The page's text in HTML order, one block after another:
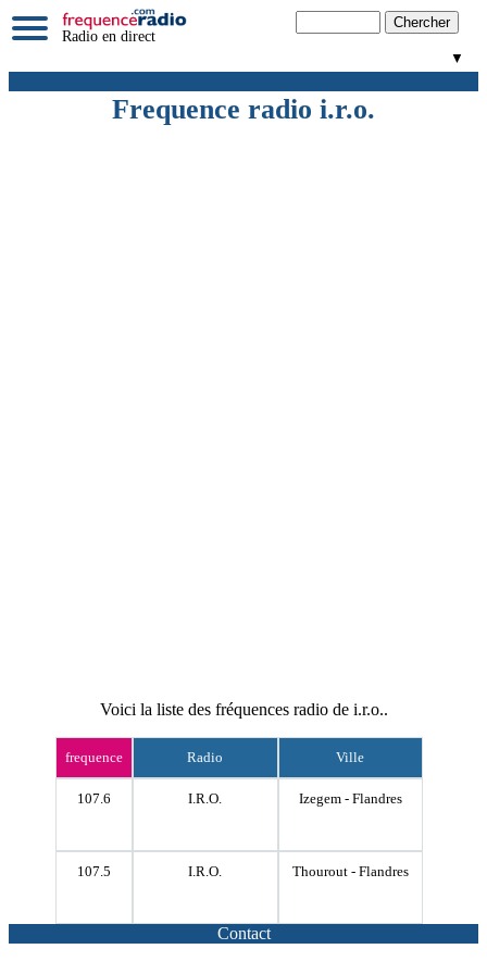
Radio en direct
▼
Frequence radio i.r.o.
Voici la liste des fréquences radio de i.r.o..
frequence Radio Ville
107.6 I.R.O. Izegem - Flandres
107.5 I.R.O. Thourout - Flandres
Contact